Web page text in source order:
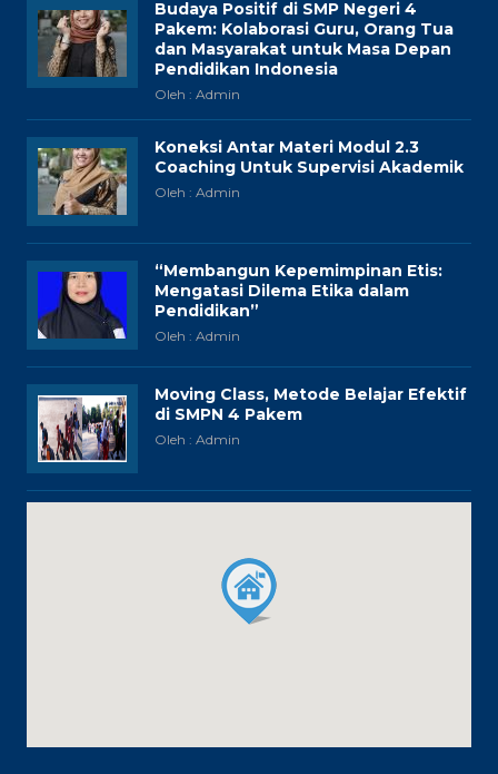
Budaya Positif di SMP Negeri 4
Pakem: Kolaborasi Guru, Orang Tua
dan Masyarakat untuk Masa Depan
Pendidikan Indonesia
Oleh : Admin
Koneksi Antar Materi Modul 2.3
Coaching Untuk Supervisi Akademik
Oleh : Admin
“Membangun Kepemimpinan Etis:
Mengatasi Dilema Etika dalam
Pendidikan”
Oleh : Admin
Moving Class, Metode Belajar Efektif
di SMPN 4 Pakem
Oleh : Admin